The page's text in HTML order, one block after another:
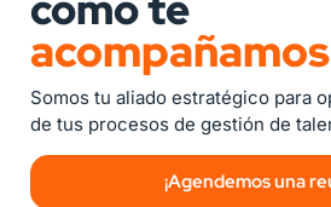
acompañamos
Somos tu aliado estratégico para
de tus procesos de gestión de
¡Agendemos una